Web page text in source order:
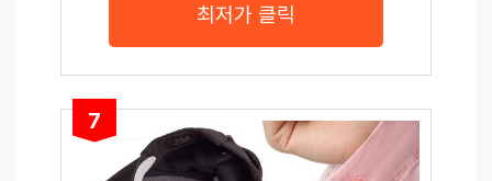
최저가 클릭
7